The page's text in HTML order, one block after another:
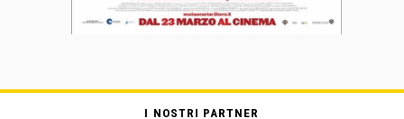
I NOSTRI PARTNER